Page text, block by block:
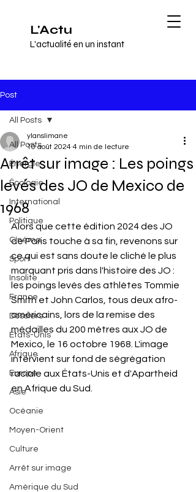
L'Actu
L'actualité en un instant
Post
All Posts
Énergie
Écologie
International
Politique
Cinéma
Sport
Insolite
France
Dossiers
États-Unis
Afrique
Europe
Asie
Océanie
Moyen-Orient
Culture
Arrêt sur image
Amérique du Sud
All Posts
Arrêt sur image : Les poings
levés des JO de Mexico de
1968
ylanslimane
10 août 2024 4 min de lecture
Alors que cette édition 2024 des JO
de Paris touche à sa fin, revenons sur
ce qui est sans doute le cliché le plus
marquant pris dans l'histoire des JO :
les poings levés des athlètes Tommie
Smith et John Carlos, tous deux afro-
américains, lors de la remise des
médailles du 200 mètres aux JO de
Mexico, le 16 octobre 1968. L'image
intervient sur fond de ségrégation
raciale aux États-Unis et d'Apartheid
en Afrique du Sud.